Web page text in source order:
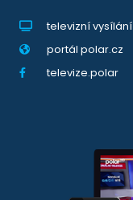
televizní vysílání
portál polar.cz
televize.polar